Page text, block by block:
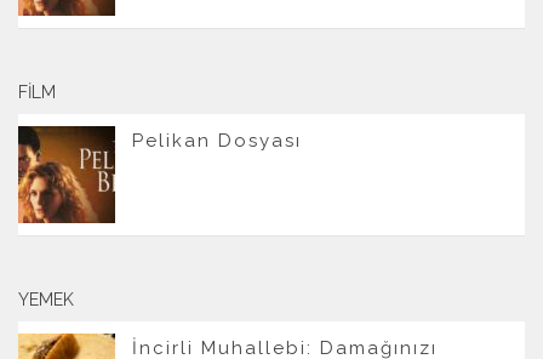
FILM
Pelikan Dosyası
YEMEK
İncirli Muhallebi: Damağınızı